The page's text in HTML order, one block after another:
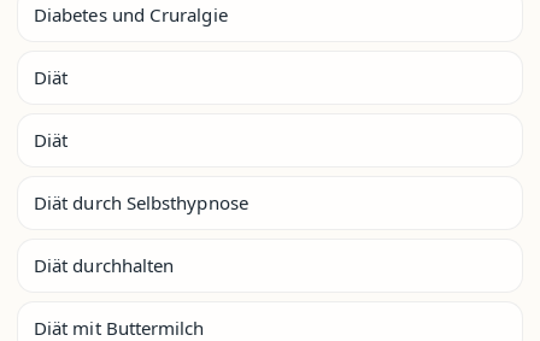
Diabetes und Cruralgie
Diät
Diät
Diät durch Selbsthypnose
Diät durchhalten
Diät mit Buttermilch